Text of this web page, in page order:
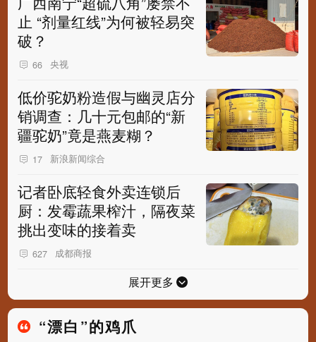
止 “剂量红线”为何被轻易突
破？
66 央视
低价驼奶粉造假与幽灵店分
销调查：几十元包邮的“新
疆驼奶”竟是燕麦糊？
17 新浪新闻综合
记者卧底轻食外卖连锁后
厨：发霉蔬果榨汁，隔夜菜
挑出变味的接着卖
627 成都商报
展开更多
“漂白”的鸡爪